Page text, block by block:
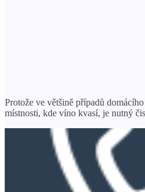
Protože ve většině případů
místnosti, kde víno kvasí, je nutný